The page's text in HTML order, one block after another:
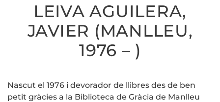
LEIVA AGUILERA,
JAVIER (MANLLEU,
1976 – )
Nascut el 1976 i devorador de llibres des de ben
petit gràcies a la Biblioteca de Gràcia de Manlleu